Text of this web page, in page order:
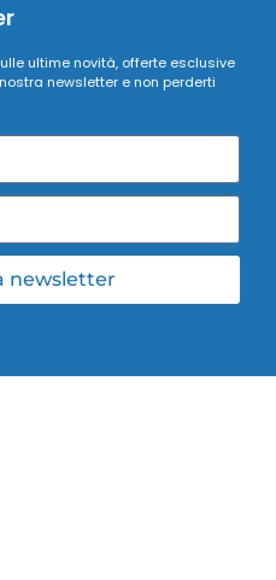
ultime novità, offerte esclusive
newsletter e non perderti
newsletter